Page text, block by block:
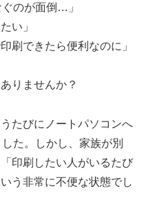
のが面倒…」
い」
刷できたら便利なのに」
りませんか？
たびにノートパソコンへ
た。しかし、家族が別
印刷したい人がいるたび
う非常に不便な状態でし